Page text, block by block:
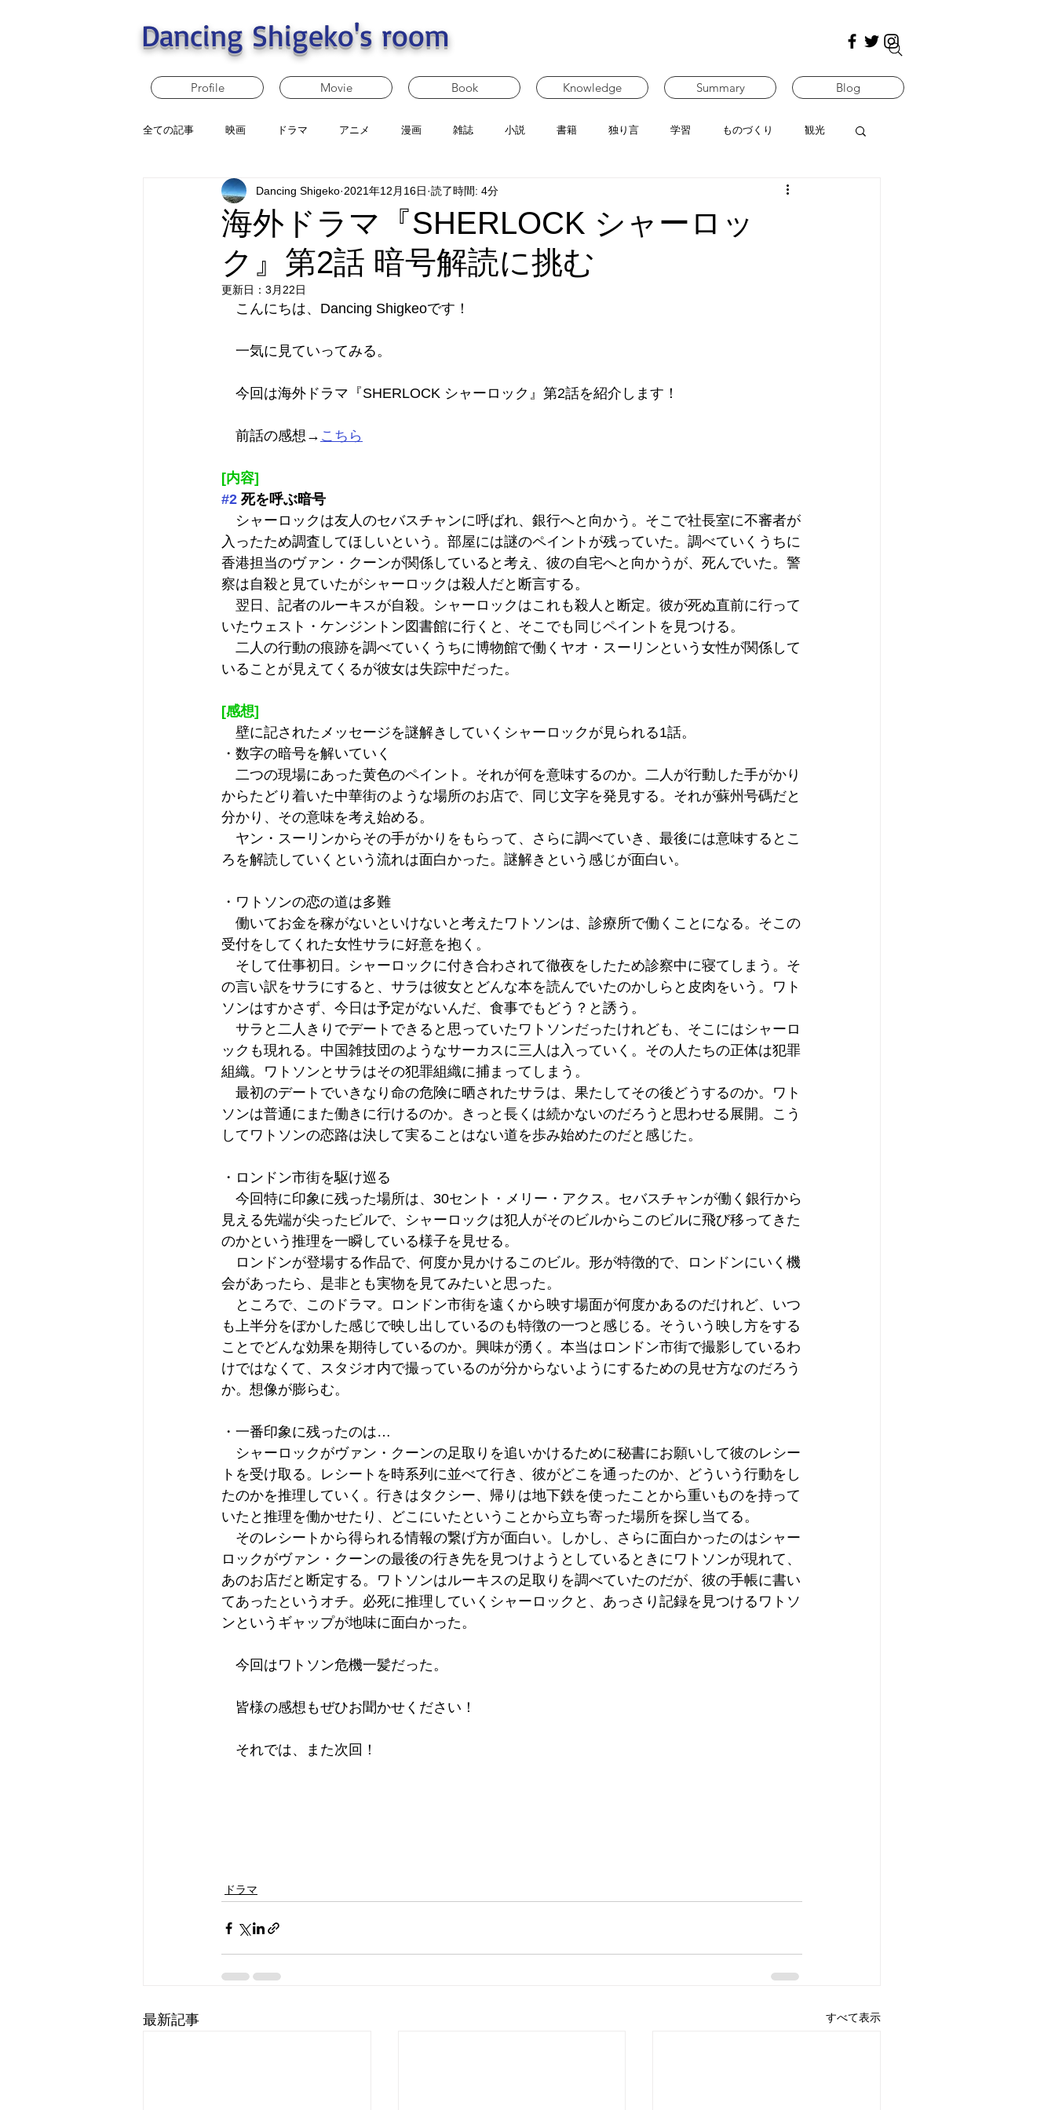
Dancing Shigeko's room
Profile Movie Book Knowledge Summary Blog
全ての記事 映画 ドラマ アニメ 漫画 雑誌 小説 書籍 独り言 学習 ものづくり 観光
海外ドラマ『SHERLOCK シャーロッ
ク』第2話 暗号解読に挑む
Dancing Shigeko 2021年12月16日 読了時間: 4分
更新日： 3月22日
こんにちは、Dancing Shigkeoです！
一気に見ていってみる。
今回は海外ドラマ『SHERLOCK シャーロック』第2話を紹介します！
前話の感想→ こちら
[内容]
#2 死を呼ぶ暗号
シャーロックは友人のセバスチャンに呼ばれ、銀行へと向かう。そこで社長室に不審者が
入ったため調査してほしいという。部屋には謎のペイントが残っていた。調べていくうちに
香港担当のヴァン・クーンが関係していると考え、彼の自宅へと向かうが、死んでいた。警
察は自殺と見ていたがシャーロックは殺人だと断言する。
翌日、記者のルーキスが自殺。シャーロックはこれも殺人と断定。彼が死ぬ直前に行って
いたウェスト・ケンジントン図書館に行くと、そこでも同じペイントを見つける。
二人の行動の痕跡を調べていくうちに博物館で働くヤオ・スーリンという女性が関係して
いることが見えてくるが彼女は失踪中だった。
[感想]
壁に記されたメッセージを謎解きしていくシャーロックが見られる1話。
・数字の暗号を解いていく
二つの現場にあった黄色のペイント。それが何を意味するのか。二人が行動した手がかり
からたどり着いた中華街のような場所のお店で、同じ文字を発見する。それが蘇州号碼だと
分かり、その意味を考え始める。
ヤン・スーリンからその手がかりをもらって、さらに調べていき、最後には意味するとこ
ろを解読していくという流れは面白かった。謎解きという感じが面白い。
・ワトソンの恋の道は多難
働いてお金を稼がないといけないと考えたワトソンは、診療所で働くことになる。そこの
受付をしてくれた女性サラに好意を抱く。
そして仕事初日。シャーロックに付き合わされて徹夜をしたため診察中に寝てしまう。そ
の言い訳をサラにすると、サラは彼女とどんな本を読んでいたのかしらと皮肉をいう。ワト
ソンはすかさず、今日は予定がないんだ、食事でもどう？と誘う。
サラと二人きりでデートできると思っていたワトソンだったけれども、そこにはシャーロ
ックも現れる。中国雑技団のようなサーカスに三人は入っていく。その人たちの正体は犯罪
組織。ワトソンとサラはその犯罪組織に捕まってしまう。
最初のデートでいきなり命の危険に晒されたサラは、果たしてその後どうするのか。ワト
ソンは普通にまた働きに行けるのか。きっと長くは続かないのだろうと思わせる展開。こう
してワトソンの恋路は決して実ることはない道を歩み始めたのだと感じた。
・ロンドン市街を駆け巡る
今回特に印象に残った場所は、30セント・メリー・アクス。セバスチャンが働く銀行から
見える先端が尖ったビルで、シャーロックは犯人がそのビルからこのビルに飛び移ってきた
のかという推理を一瞬している様子を見せる。
ロンドンが登場する作品で、何度か見かけるこのビル。形が特徴的で、ロンドンにいく機
会があったら、是非とも実物を見てみたいと思った。
ところで、このドラマ。ロンドン市街を遠くから映す場面が何度かあるのだけれど、いつ
も上半分をぼかした感じで映し出しているのも特徴の一つと感じる。そういう映し方をする
ことでどんな効果を期待しているのか。興味が湧く。本当はロンドン市街で撮影しているわ
けではなくて、スタジオ内で撮っているのが分からないようにするための見せ方なのだろう
か。想像が膨らむ。
・一番印象に残ったのは…
シャーロックがヴァン・クーンの足取りを追いかけるために秘書にお願いして彼のレシー
トを受け取る。レシートを時系列に並べて行き、彼がどこを通ったのか、どういう行動をし
たのかを推理していく。行きはタクシー、帰りは地下鉄を使ったことから重いものを持って
いたと推理を働かせたり、どこにいたということから立ち寄った場所を探し当てる。
そのレシートから得られる情報の繋げ方が面白い。しかし、さらに面白かったのはシャー
ロックがヴァン・クーンの最後の行き先を見つけようとしているときにワトソンが現れて、
あのお店だと断定する。ワトソンはルーキスの足取りを調べていたのだが、彼の手帳に書い
てあったというオチ。必死に推理していくシャーロックと、あっさり記録を見つけるワトソ
ンというギャップが地味に面白かった。
今回はワトソン危機一髪だった。
皆様の感想もぜひお聞かせください！
それでは、また次回！
ドラマ
最新記事 すべて表示